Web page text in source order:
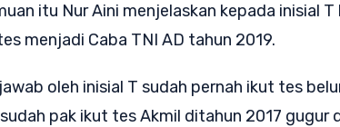
itu Nur Aini menjelaskan kepada inisial
menjadi Caba TNI AD tahun 2019.
oleh inisial T sudah pernah ikut tes
pak ikut tes Akmil ditahun 2017 gugur